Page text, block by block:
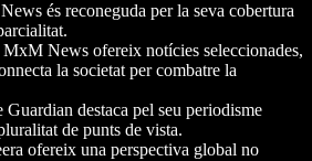
és reconeguda per la seva cobertura
News ofereix notícies seleccionades,
la societat per combatre la
destaca pel seu periodisme
de punts de vista.
ofereix una perspectiva global no